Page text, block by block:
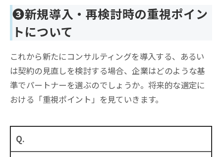
❸新規導入・再検討時の重視ポイン
トについて
これから新たにコンサルティングを導入する、あるい
は契約の見直しを検討する場合、企業はどのような基
準でパートナーを選ぶのでしょうか。将来的な選定に
おける「重視ポイント」を見ていきます。
Q.